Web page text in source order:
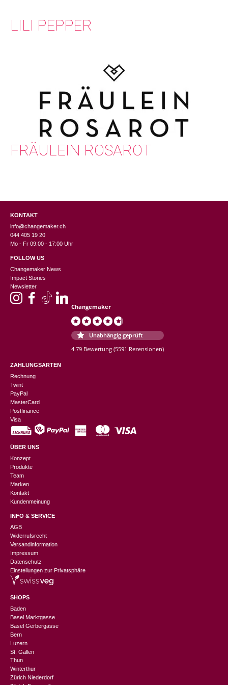
LILI PEPPER
FRÄULEIN ROSAROT
KONTAKT
info@changemaker.ch
044 405 19 20
Mo - Fr 09:00 - 17:00 Uhr
FOLLOW US
Changemaker News
Impact Stories
Newsletter
Changemaker
Unabhängig geprüft
4.79 Bewertung (5591 Rezensionen)
ZAHLUNGSARTEN
Rechnung
Twint
PayPal
MasterCard
Postfinance
Visa
ÜBER UNS
Konzept
Produkte
Team
Marken
Kontakt
Kundenmeinung
INFO & SERVICE
AGB
Widerrufsrecht
Versandinformation
Impressum
Datenschutz
Einstellungen zur Privatsphäre
SHOPS
Baden
Basel Marktgasse
Basel Gerbergasse
Bern
Luzern
St. Gallen
Thun
Winterthur
Zürich Niederdorf